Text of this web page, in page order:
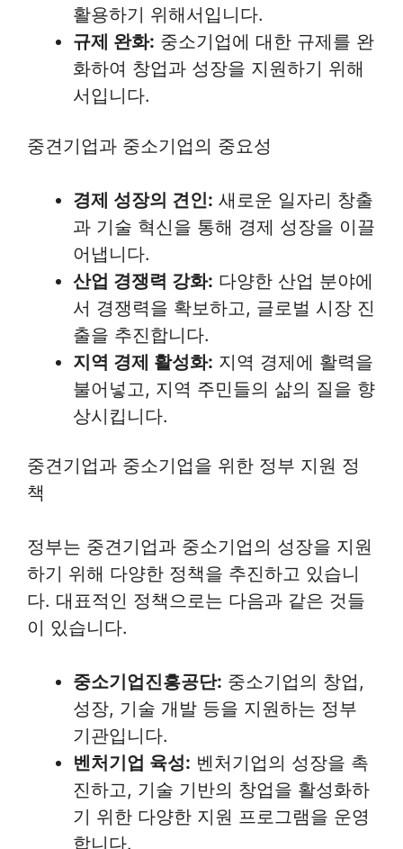
활용하기 위해서입니다.
규제 완화: 중소기업에 대한 규제를 완
화하여 창업과 성장을 지원하기 위해
서입니다.
중견기업과 중소기업의 중요성
경제 성장의 견인: 새로운 일자리 창출
과 기술 혁신을 통해 경제 성장을 이끌
어냅니다.
산업 경쟁력 강화: 다양한 산업 분야에
서 경쟁력을 확보하고, 글로벌 시장 진
출을 추진합니다.
지역 경제 활성화: 지역 경제에 활력을
불어넣고, 지역 주민들의 삶의 질을 향
상시킵니다.
중견기업과 중소기업을 위한 정부 지원 정
책
정부는 중견기업과 중소기업의 성장을 지원
하기 위해 다양한 정책을 추진하고 있습니
다. 대표적인 정책으로는 다음과 같은 것들
이 있습니다.
중소기업진흥공단: 중소기업의 창업,
성장, 기술 개발 등을 지원하는 정부
기관입니다.
벤처기업 육성: 벤처기업의 성장을 촉
진하고, 기술 기반의 창업을 활성화하
기 위한 다양한 지원 프로그램을 운영
합니다.